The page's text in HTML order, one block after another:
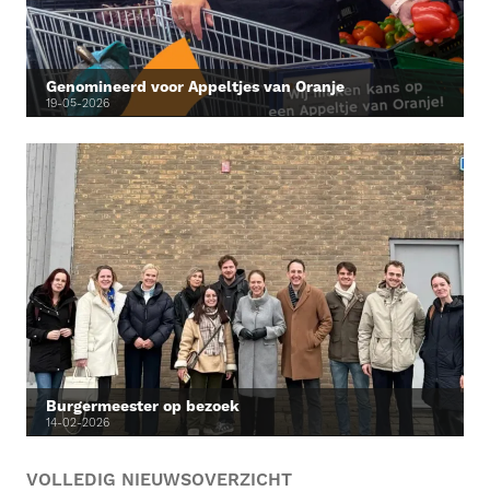
Genomineerd voor Appeltjes van Oranje
19-05-2026
Burgermeester op bezoek
14-02-2026
VOLLEDIG NIEUWSOVERZICHT